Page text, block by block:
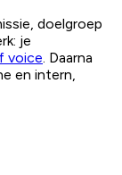
doelgroep
je
voice. Daarna
en intern,